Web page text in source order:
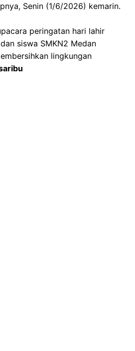
Senin (1/6/2026) kemarin.
peringatan hari lahir
siswa SMKN2 Medan
lingkungan